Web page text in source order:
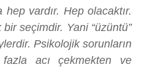
vardır. Hep olacaktır.
seçimdir. Yani “üzüntü”
Psikolojik sorunların
acı çekmekten ve